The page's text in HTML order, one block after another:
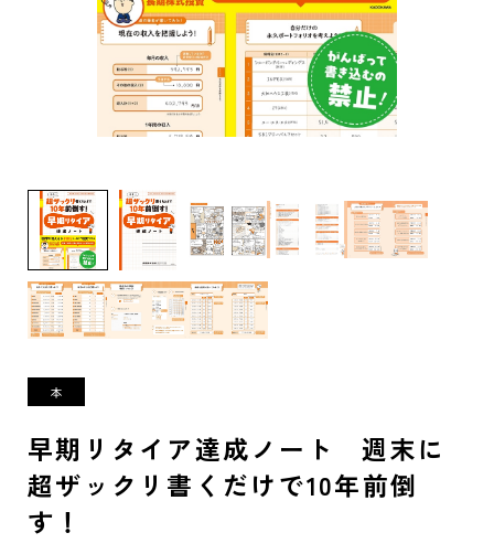
早期リタイア達成ノート 週末に
超ザックリ書くだけで10年前倒
す！